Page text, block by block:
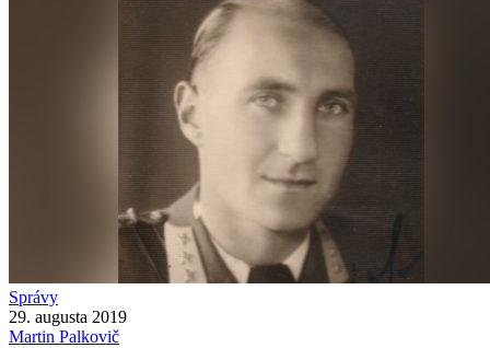
Správy
29. augusta 2019
Martin Palkovič